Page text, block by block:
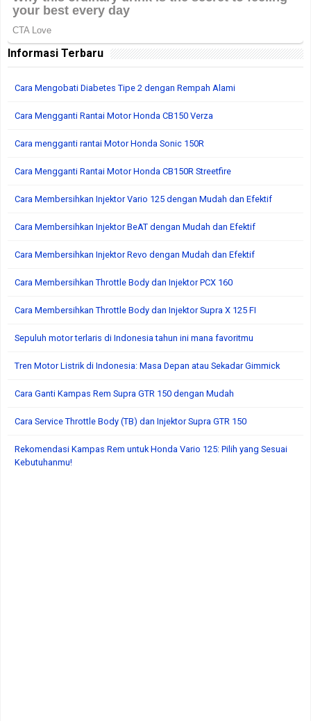
Informasi Terbaru
Cara Mengobati Diabetes Tipe 2 dengan Rempah Alami
Cara Mengganti Rantai Motor Honda CB150 Verza
Cara mengganti rantai Motor Honda Sonic 150R
Cara Mengganti Rantai Motor Honda CB150R Streetfire
Cara Membersihkan Injektor Vario 125 dengan Mudah dan Efektif
Cara Membersihkan Injektor BeAT dengan Mudah dan Efektif
Cara Membersihkan Injektor Revo dengan Mudah dan Efektif
Cara Membersihkan Throttle Body dan Injektor PCX 160
Cara Membersihkan Throttle Body dan Injektor Supra X 125 FI
Sepuluh motor terlaris di Indonesia tahun ini mana favoritmu
Tren Motor Listrik di Indonesia: Masa Depan atau Sekadar Gimmick
Cara Ganti Kampas Rem Supra GTR 150 dengan Mudah
Cara Service Throttle Body (TB) dan Injektor Supra GTR 150
Rekomendasi Kampas Rem untuk Honda Vario 125: Pilih yang Sesuai
Kebutuhanmu!